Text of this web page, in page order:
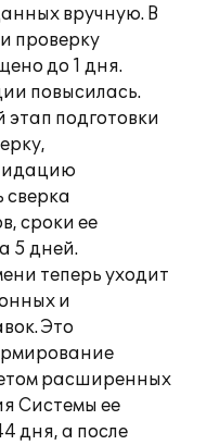
вручную. В
проверку
до 1 дня.
повысилась.
подготовки
сверка
сроки ее
5 дней.
теперь уходит
и
Это
расширенных
Системы ее
дня, а после